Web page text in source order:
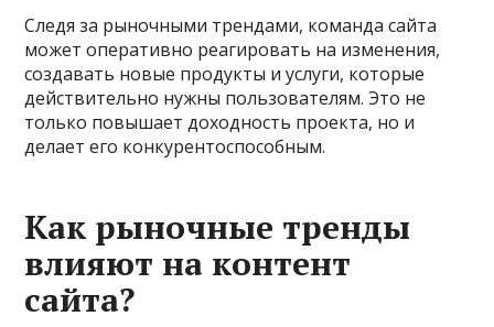
Следя за рыночными трендами, команда сайта
может оперативно реагировать на изменения,
создавать новые продукты и услуги, которые
действительно нужны пользователям. Это не
только повышает доходность проекта, но и
делает его конкурентоспособным.
Как рыночные тренды
влияют на контент
сайта?